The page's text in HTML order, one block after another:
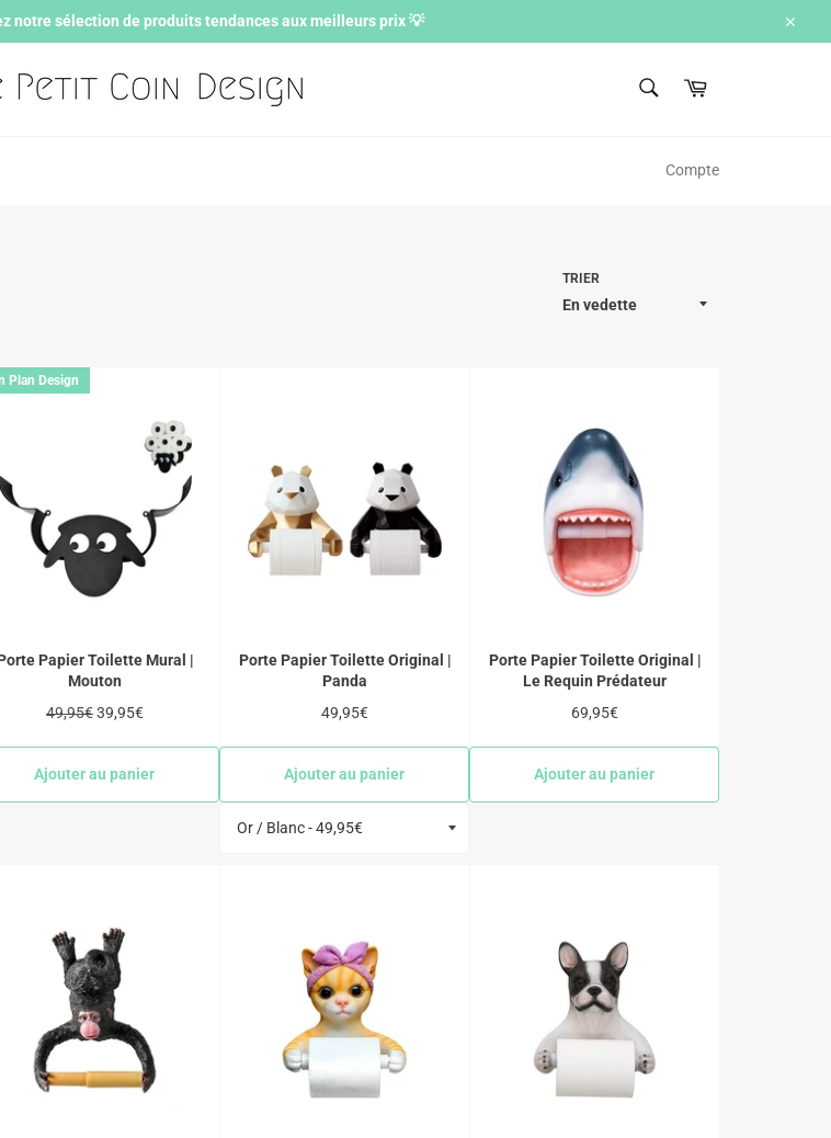
notre sélection de produits tendances aux meilleurs prix 💡
Panier
Compte
TRIER
Papier Toilette Mural |
Mouton
Prix
49,95€Prix
39,95€
Plan Design
Ajouter au panier
Porte Papier Toilette Original |
Panda
Prix
49,95€
Ajouter au panier
Porte Papier Toilette Original |
Le Requin Prédateur
Prix
69,95€
Ajouter au panier